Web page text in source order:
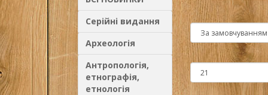
Серійні видання
Археологія
Антропологія,
етнографія,
етнологія